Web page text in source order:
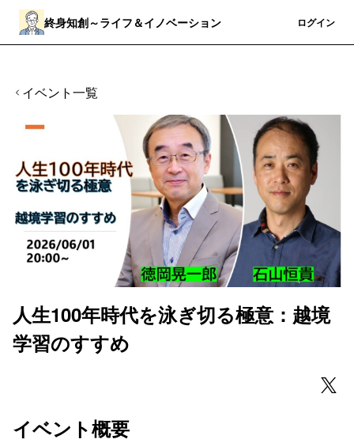
終身知創～ライフ＆イノベーション ログイン
イベント一覧
人生100年時代を泳ぎ切る極意：越境
学習のすすめ
イベント概要